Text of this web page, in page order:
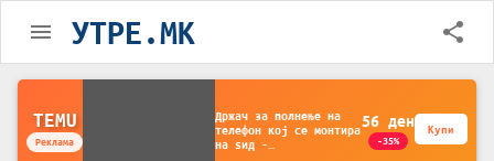
УТРЕ.MK
TEMU
Реклама
Држач за полнење на
телефон кој се монтира
на ѕид -
56 ден
-35%
Купи